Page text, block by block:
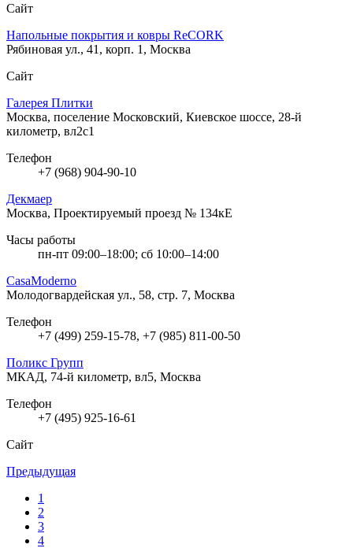
Сайт
Напольные покрытия и ковры ReCORK
Рябиновая ул., 41, корп. 1, Москва
Сайт
Галерея Плитки
Москва, поселение Московский, Киевское шоссе, 28-й
километр, вл2с1
Телефон
+7 (968) 904-90-10
Декмаер
Москва, Проектируемый проезд № 134кЕ
Часы работы
пн-пт 09:00–18:00; сб 10:00–14:00
CasaModerno
Молодогвардейская ул., 58, стр. 7, Москва
Телефон
+7 (499) 259-15-78, +7 (985) 811-00-50
Поликс Групп
МКАД, 74-й километр, вл5, Москва
Телефон
+7 (495) 925-16-61
Сайт
Предыдущая
1
2
3
4